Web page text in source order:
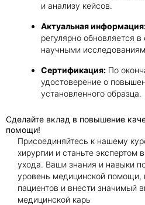
и анализу кейсов.
Актуальная
регулярно обновляется
научными
Сертификация: По
удостоверение о
установленного образца.
Сделайте вклад в повышение
помощи!
Присоединяйтесь к нашему
хирургии и станьте экспертом
ухода. Ваши знания и навыки
уровень медицинской помощи,
пациентов и внести значимый
медицинской карь